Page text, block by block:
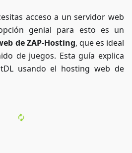
acceso a un servidor web
genial para esto es un
de ZAP-Hosting, que es ideal
de juegos. Esta guía explica
usando el hosting web de